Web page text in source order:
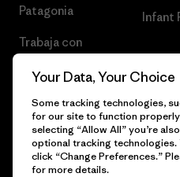
Patagonia
Trabaja con
Infant
© 2026 Patagonia, Inc. Todos los
Your Data, Your Choice
Some tracking technologies,
for our site to function
selecting “Allow All” you’re
optional tracking
click “Change Preferences.”
for more details.